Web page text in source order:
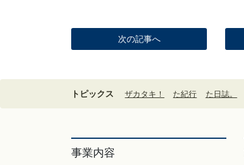
次の記事へ
トピックス ザカタキ！ た紀行 た日誌。
事業内容